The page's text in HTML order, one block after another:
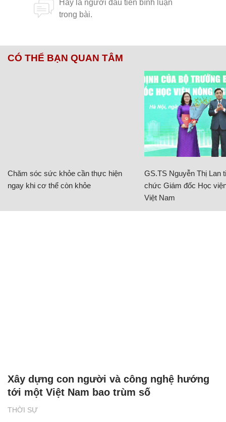
CÓ THỂ BẠN QUAN TÂM
Chăm sóc sức khỏe cần thực hiện
ngay khi cơ thể còn khỏe
GS.TS Nguyễn Thị Lan
chức Giám đốc Học
Việt Nam
THỜI SỰ
Xây dựng con người và công nghệ hướng
tới một Việt Nam bao trùm số